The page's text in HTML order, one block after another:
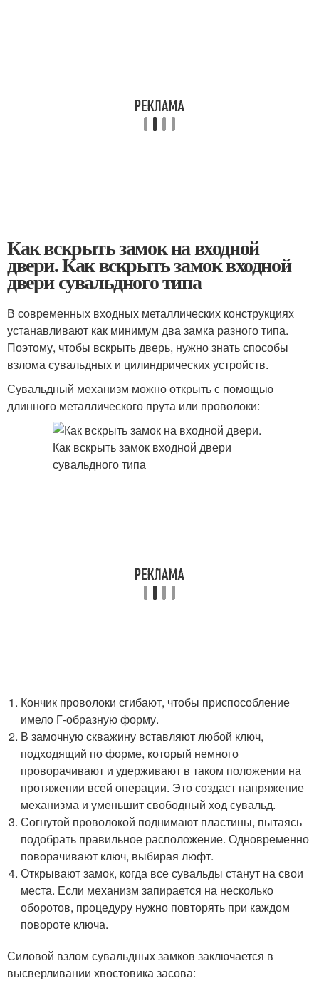
Как вскрыть замок на входной
двери. Как вскрыть замок входной
двери сувальдного типа
В современных входных металлических конструкциях
устанавливают как минимум два замка разного типа.
Поэтому, чтобы вскрыть дверь, нужно знать способы
взлома сувальдных и цилиндрических устройств.
Сувальдный механизм можно открыть с помощью
длинного металлического прута или проволоки:
Кончик проволоки сгибают, чтобы приспособление
имело Г-образную форму.
В замочную скважину вставляют любой ключ,
подходящий по форме, который немного
проворачивают и удерживают в таком положении на
протяжении всей операции. Это создаст напряжение
механизма и уменьшит свободный ход сувальд.
Согнутой проволокой поднимают пластины, пытаясь
подобрать правильное расположение. Одновременно
поворачивают ключ, выбирая люфт.
Открывают замок, когда все сувальды станут на свои
места. Если механизм запирается на несколько
оборотов, процедуру нужно повторять при каждом
повороте ключа.
Силовой взлом сувальдных замков заключается в
высверливании хвостовика засова: